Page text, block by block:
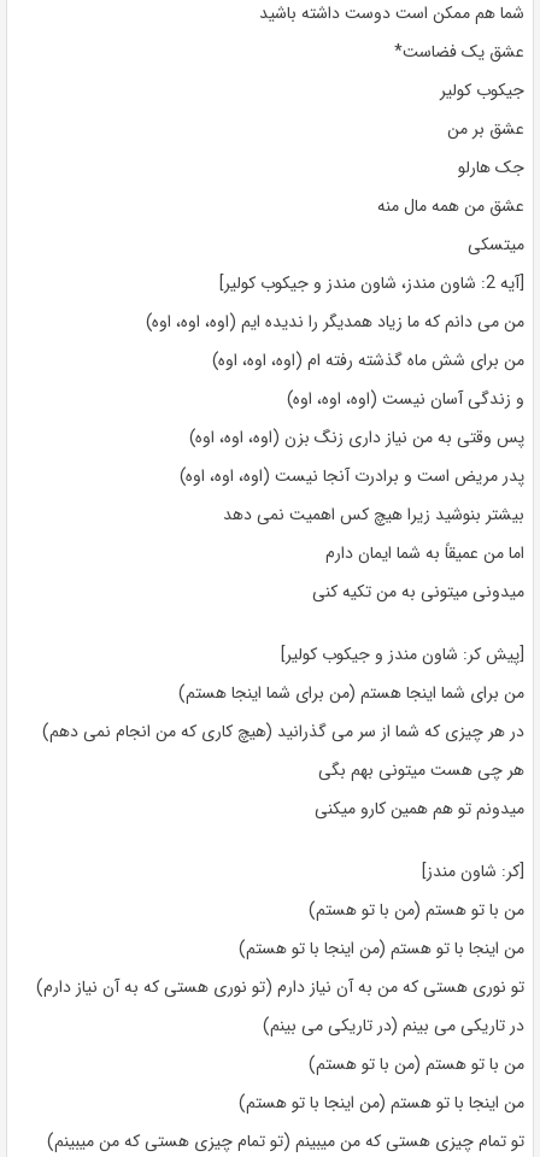
شما هم ممکن است دوست داشته باشید
عشق یک فضاست*
جیکوب کولیر
عشق بر من
جک هارلو
عشق من همه مال منه
میتسکی
[آیه 2: شاون مندز، شاون مندز و جیکوب کولیر]
من می دانم که ما زیاد همدیگر را ندیده ایم (اوه، اوه، اوه)
من برای شش ماه گذشته رفته ام (اوه، اوه، اوه)
و زندگی آسان نیست (اوه، اوه، اوه)
پس وقتی به من نیاز داری زنگ بزن (اوه، اوه، اوه)
پدر مریض است و برادرت آنجا نیست (اوه، اوه، اوه)
بیشتر بنوشید زیرا هیچ کس اهمیت نمی دهد
اما من عمیقاً به شما ایمان دارم
میدونی میتونی به من تکیه کنی
[پیش کر: شاون مندز و جیکوب کولیر]
من برای شما اینجا هستم (من برای شما اینجا هستم)
در هر چیزی که شما از سر می گذرانید (هیچ کاری که من انجام نمی دهم)
هر چی هست میتونی بهم بگی
میدونم تو هم همین کارو میکنی
[کر: شاون مندز]
من با تو هستم (من با تو هستم)
من اینجا با تو هستم (من اینجا با تو هستم)
تو نوری هستی که من به آن نیاز دارم (تو نوری هستی که به آن نیاز دارم)
در تاریکی می بینم (در تاریکی می بینم)
من با تو هستم (من با تو هستم)
من اینجا با تو هستم (من اینجا با تو هستم)
تو تمام چیزی هستی که من میبینم (تو تمام چیزی هستی که من میبینم)